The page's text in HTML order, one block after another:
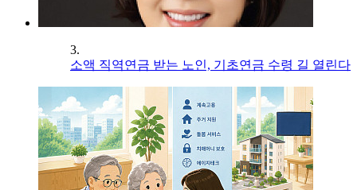
3.
소액 직역연금 받는 노인, 기초연금 수령 길 열린다